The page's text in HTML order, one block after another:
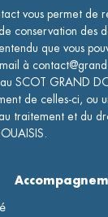
vous permet de
conservation des
que vous
à
SCOT GRAND
de celles-ci, ou
traitement et du